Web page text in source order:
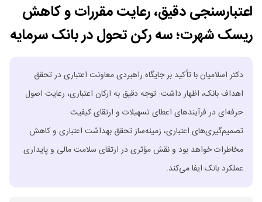
اعتبارسنجی دقیق، رعایت مقررات و کاهش
ریسک شهرت؛ سه رکن تحول در بانک سرمایه
دکتر اسلامیان با تأکید بر جایگاه راهبردی معاونت اعتباری در تحقق
اهداف بانک، اظهار داشت: توجه دقیق به ارکان اعتباری، رعایت اصول
حرفه‌ای در فرآیندهای اعطای تسهیلات و ارتقای کیفیت
تصمیم‌گیری‌های اعتباری، زمینه‌ساز تحقق بهداشت اعتباری و کاهش
مخاطرات خواهد بود و نقش مؤثری در ارتقای سلامت مالی و پایداری
عملکرد بانک ایفا می‌کند.